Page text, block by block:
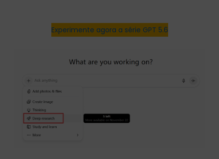
Experimente agora a série GPT 5.6